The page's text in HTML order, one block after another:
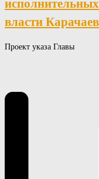
власти
Проект указа Главы